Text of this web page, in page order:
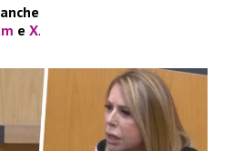
anche
e X.